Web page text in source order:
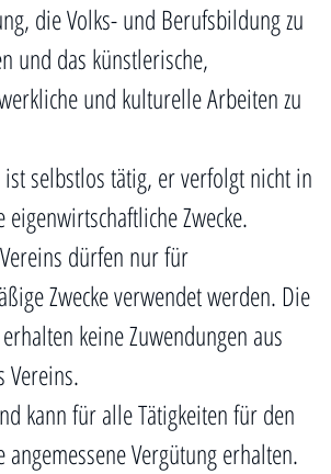
die Volks- und Berufsbildung zu
und das künstlerische,
und kulturelle Arbeiten zu
selbstlos tätig, er verfolgt nicht in
eigenwirtschaftliche Zwecke.
dürfen nur für
Zwecke verwendet werden. Die
keine Zuwendungen aus
Vereins.
kann für alle Tätigkeiten für den
angemessene Vergütung erhalten.